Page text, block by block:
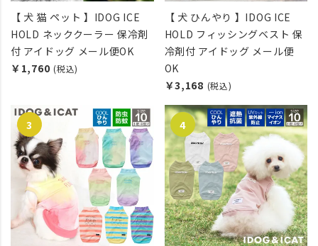
【 犬 猫 ペット 】IDOG ICE
HOLD ネッククーラー 保冷剤
付 アイドッグ メール便OK
￥1,760 (税込)
【 犬 ひんやり 】IDOG ICE
HOLD フィッシングベスト 保
冷剤付 アイドッグ メール便
OK
￥3,168 (税込)